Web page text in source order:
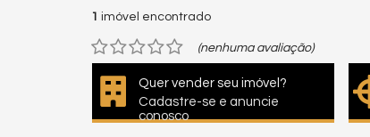
1 imóvel encontrado
(nenhuma avaliação)
Quer vender seu imóvel?
Cadastre-se e anuncie
conosco